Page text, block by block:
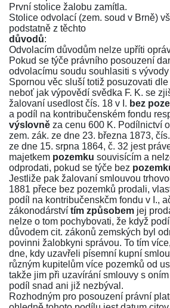
První stolice žalobu zamítla.
Stolice odvolací (zem. soud v Brně)
podstatně z těchto
důvodů:
Odvolacím důvodům nelze upříti
Pokud se týče právního posouzení
odvolacímu soudu souhlasiti s vývody
Spornou věc sluší totiž posuzovati dle
neboť jak výpovědí svědka F. K. se
žalovaní usedlost čís. 18 v I. bez
a podíl na kontribučenském fondu
výslovně za cenu 600 K. Podílnictví
zem. zák. ze dne 23. března 1873,
ze dne 15. srpna 1864, č. 32 jest
majetkem pozemku souvisícím a
odprodati, pokud se týče bez
Jestliže pak žalovaní smlouvou
1881 přece bez pozemků prodali,
podíl na kontribučenskčm fondu v I.,
zákonodárství tím způsobem jej
nelze o tom pochybovati, že když
důvodem cit. zákonů zemských byl
povinni žalobkyni správou. To tím
dne, kdy uzavřeli písemní kupní
různým kupitelům více pozemků od
takže jim při uzavírání smlouvy s oním
podíl snad ani již nezbýval.
Rozhodným pro posouzení právní